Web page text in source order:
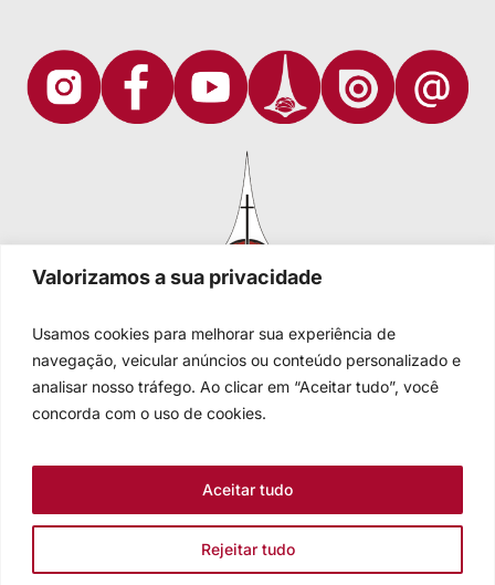
Valorizamos a sua privacidade
Usamos cookies para melhorar sua experiência de
navegação, veicular anúncios ou conteúdo personalizado e
analisar nosso tráfego. Ao clicar em “Aceitar tudo”, você
concorda com o uso de cookies.
Rejeitar tudo
Aceitar tudo
Igreja Evangélica de Confissão Luterana no Brasil
Sede nacional: Rua Senhor dos Passos, 202/4º andar Centro -
Fale conosco